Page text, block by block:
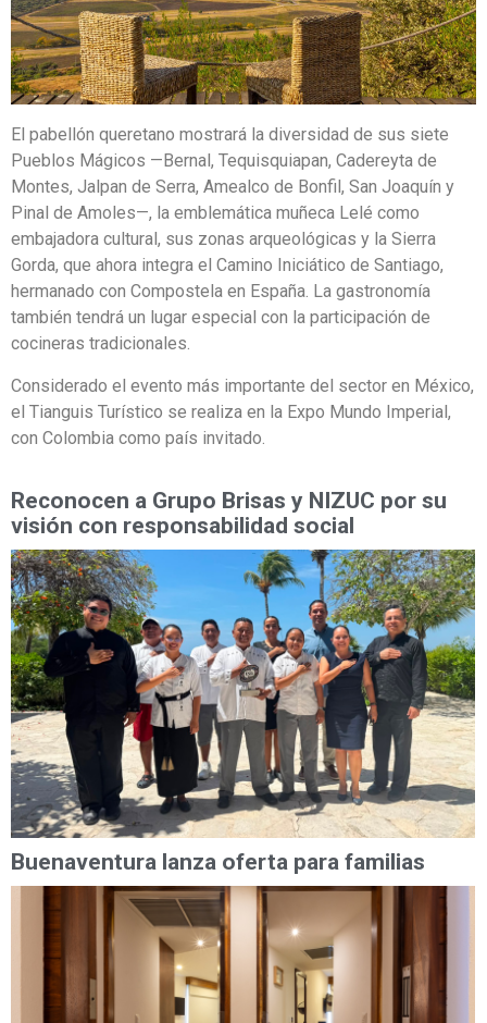
El pabellón queretano mostrará la diversidad de sus siete
Pueblos Mágicos —Bernal, Tequisquiapan, Cadereyta de
Montes, Jalpan de Serra, Amealco de Bonfil, San Joaquín y
Pinal de Amoles—, la emblemática muñeca Lelé como
embajadora cultural, sus zonas arqueológicas y la Sierra
Gorda, que ahora integra el Camino Iniciático de Santiago,
hermanado con Compostela en España. La gastronomía
también tendrá un lugar especial con la participación de
cocineras tradicionales.
Considerado el evento más importante del sector en México,
el Tianguis Turístico se realiza en la Expo Mundo Imperial,
con Colombia como país invitado.
Reconocen a Grupo Brisas y NIZUC por su
visión con responsabilidad social
Buenaventura lanza oferta para familias